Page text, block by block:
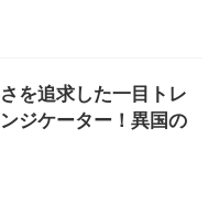
を追求した一目トレ
ジケーター！異国の